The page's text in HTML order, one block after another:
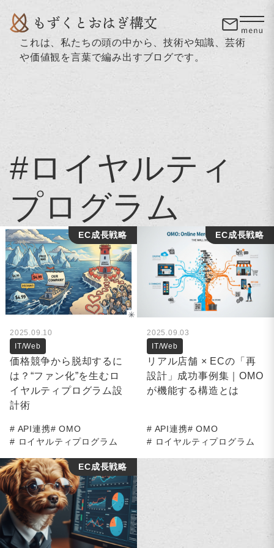
これは、私たちの頭の中から、技術や知識、芸術
や価値観を言葉で編み出すブログです。
#ロイヤルティ
プログラム
2025.09.10
IT/Web
価格競争から脱却するに
は？“ファン化”を生むロ
イヤルティプログラム設
計術
API連携
OMO
ロイヤルティプログラム
EC成長戦略
2025.09.03
IT/Web
リアル店舗 × ECの「再
設計」成功事例集｜OMO
が機能する構造とは
API連携
OMO
ロイヤルティプログラム
EC成長戦略
EC成長戦略